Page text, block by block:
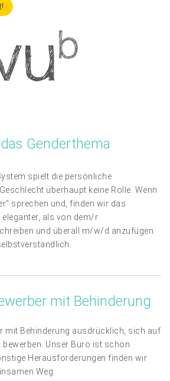
Genderthema
spielt die persönliche
überhaupt keine Rolle. Wenn
sprechen und, finden wir das
als von dem/r
und überall m/w/d anzufügen.
mit Behinderung
mit Behinderung ausdrücklich, sich auf
bewerben. Unser Büro ist schon
Herausforderungen finden wir
Weg.